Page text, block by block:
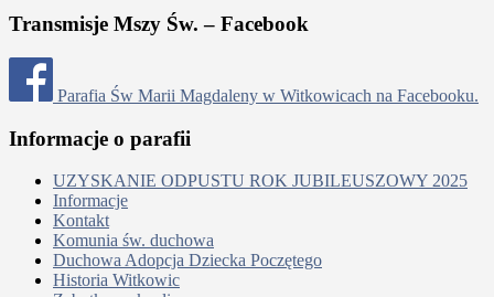
Transmisje Mszy Św. – Facebook
Parafia Św Marii Magdaleny w Witkowicach na Facebooku.
Informacje o parafii
UZYSKANIE ODPUSTU ROK JUBILEUSZOWY 2025
Informacje
Kontakt
Komunia św. duchowa
Duchowa Adopcja Dziecka Poczętego
Historia Witkowic